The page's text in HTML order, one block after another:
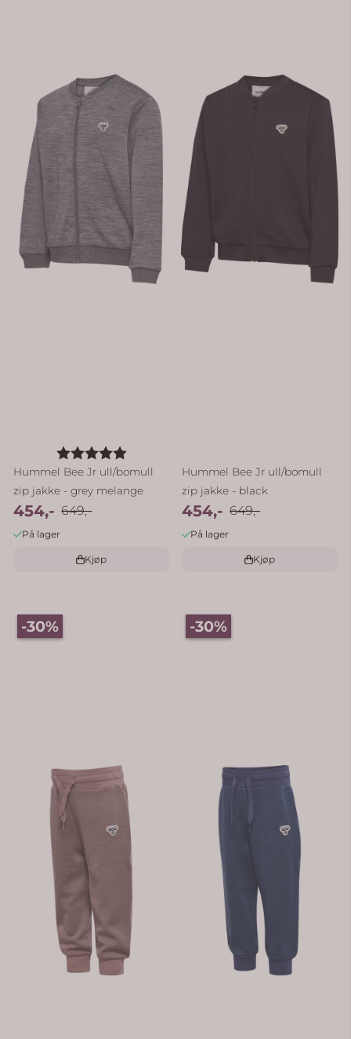
Karakter: 5.0 av 5 mulige
Hummel Bee Jr ull/bomull
zip jakke - grey melange
454,- 649,-
På lager
Kjøp
Hummel Bee Jr ull/bomull
zip jakke - black
454,- 649,-
På lager
Kjøp
-30% -30%